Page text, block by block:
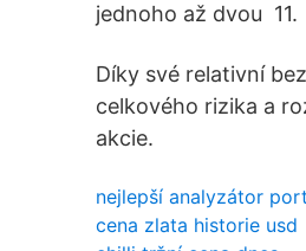
jednoho až dvou 11.
Díky své relativní
celkového rizika a
akcie.
nejlepší analyzátor
cena zlata historie usd